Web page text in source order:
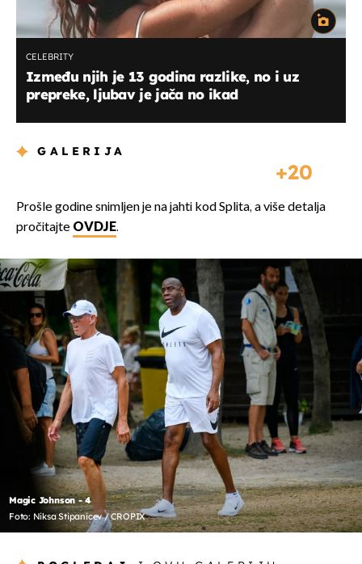
CELEBRITY
Između njih je 13 godina razlike, no i uz
prepreke, ljubav je jača no ikad
GALERIJA
20
Prošle godine snimljen je na jahti kod Splita, a više detalja
pročitajte OVDJE.
Magic Johnson - 4
Foto: Niksa Stipanicev / CROPIX